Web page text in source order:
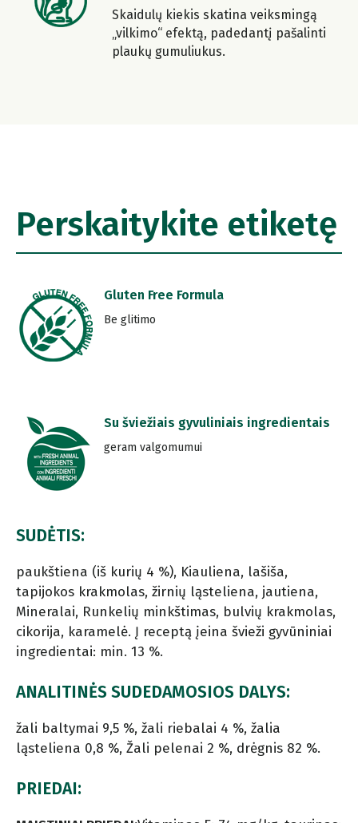
Skaidulų kiekis skatina veiksmingą
„vilkimo“ efektą, padedantį pašalinti
plaukų gumuliukus.
Perskaitykite etiketę
Gluten Free Formula
Be glitimo
Su šviežiais gyvuliniais ingredientais
geram valgomumui
SUDĖTIS:
paukštiena (iš kurių 4 %), Kiauliena, lašiša,
tapijokos krakmolas, žirnių ląsteliena, jautiena,
Mineralai, Runkelių minkštimas, bulvių krakmolas,
cikorija, karamelė. Į receptą įeina švieži gyvūniniai
ingredientai: min. 13 %.
ANALITINĖS SUDEDAMOSIOS DALYS:
žali baltymai 9,5 %, žali riebalai 4 %, žalia
ląsteliena 0,8 %, Žali pelenai 2 %, drėgnis 82 %.
PRIEDAI: